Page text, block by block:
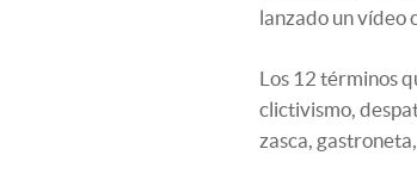
lanzado un vídeo
Los 12 términos
clictivismo,
zasca,